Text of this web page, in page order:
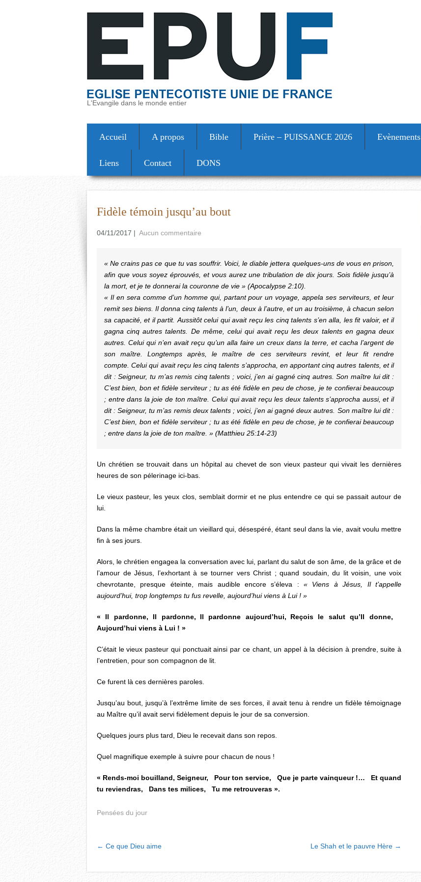
L'Evangile dans le monde entier
Accueil A propos Bible Prière – PUISSANCE 2026 Evènements
Liens Contact DONS
Fidèle témoin jusqu’au bout
04/11/2017 | Aucun commentaire
« Ne crains pas ce que tu vas souffrir. Voici, le diable jettera quelques-uns de vous en prison,
afin que vous soyez éprouvés, et vous aurez une tribulation de dix jours. Sois fidèle jusqu’à
la mort, et je te donnerai la couronne de vie » (Apocalypse 2:10).
« Il en sera comme d’un homme qui, partant pour un voyage, appela ses serviteurs, et leur
remit ses biens. Il donna cinq talents à l’un, deux à l’autre, et un au troisième, à chacun selon
sa capacité, et il partit. Aussitôt celui qui avait reçu les cinq talents s’en alla, les fit valoir, et il
gagna cinq autres talents. De même, celui qui avait reçu les deux talents en gagna deux
autres. Celui qui n’en avait reçu qu’un alla faire un creux dans la terre, et cacha l’argent de
son maître. Longtemps après, le maître de ces serviteurs revint, et leur fit rendre
compte. Celui qui avait reçu les cinq talents s’approcha, en apportant cinq autres talents, et il
dit : Seigneur, tu m’as remis cinq talents ; voici, j’en ai gagné cinq autres. Son maître lui dit :
C’est bien, bon et fidèle serviteur ; tu as été fidèle en peu de chose, je te confierai beaucoup
; entre dans la joie de ton maître. Celui qui avait reçu les deux talents s’approcha aussi, et il
dit : Seigneur, tu m’as remis deux talents ; voici, j’en ai gagné deux autres. Son maître lui dit :
C’est bien, bon et fidèle serviteur ; tu as été fidèle en peu de chose, je te confierai beaucoup
; entre dans la joie de ton maître. » (Matthieu 25:14-23)
Un chrétien se trouvait dans un hôpital au chevet de son vieux pasteur qui vivait les dernières
heures de son pélerinage ici-bas.
Le vieux pasteur, les yeux clos, semblait dormir et ne plus entendre ce qui se passait autour de
lui.
Dans la même chambre était un vieillard qui, désespéré, étant seul dans la vie, avait voulu mettre
fin à ses jours.
Alors, le chrétien engagea la conversation avec lui, parlant du salut de son âme, de la grâce et de
l’amour de Jésus, l’exhortant à se tourner vers Christ ; quand soudain, du lit voisin, une voix
chevrotante, presque éteinte, mais audible encore s’éleva :« Viens à Jésus, Il t’appelle
aujourd’hui, trop longtemps tu fus revelle, aujourd’hui viens à Lui ! »
« Il pardonne, Il pardonne, Il pardonne aujourd’hui, Reçois le salut qu’Il donne,
Aujourd’hui viens à Lui ! »
C’était le vieux pasteur qui ponctuait ainsi par ce chant, un appel à la décision à prendre, suite à
l’entretien, pour son compagnon de lit.
Ce furent là ces dernières paroles.
Jusqu’au bout, jusqu’à l’extrême limite de ses forces, il avait tenu à rendre un fidèle témoignage
au Maître qu’il avait servi fidèlement depuis le jour de sa conversion.
Quelques jours plus tard, Dieu le recevait dans son repos.
Quel magnifique exemple à suivre pour chacun de nous !
« Rends-moi bouilland, Seigneur, Pour ton service, Que je parte vainqueur !… Et quand
tu reviendras, Dans tes milices, Tu me retrouveras ».
Pensées du jour
POST
← Ce que Dieu aime Le Shah et le pauvre Hère →